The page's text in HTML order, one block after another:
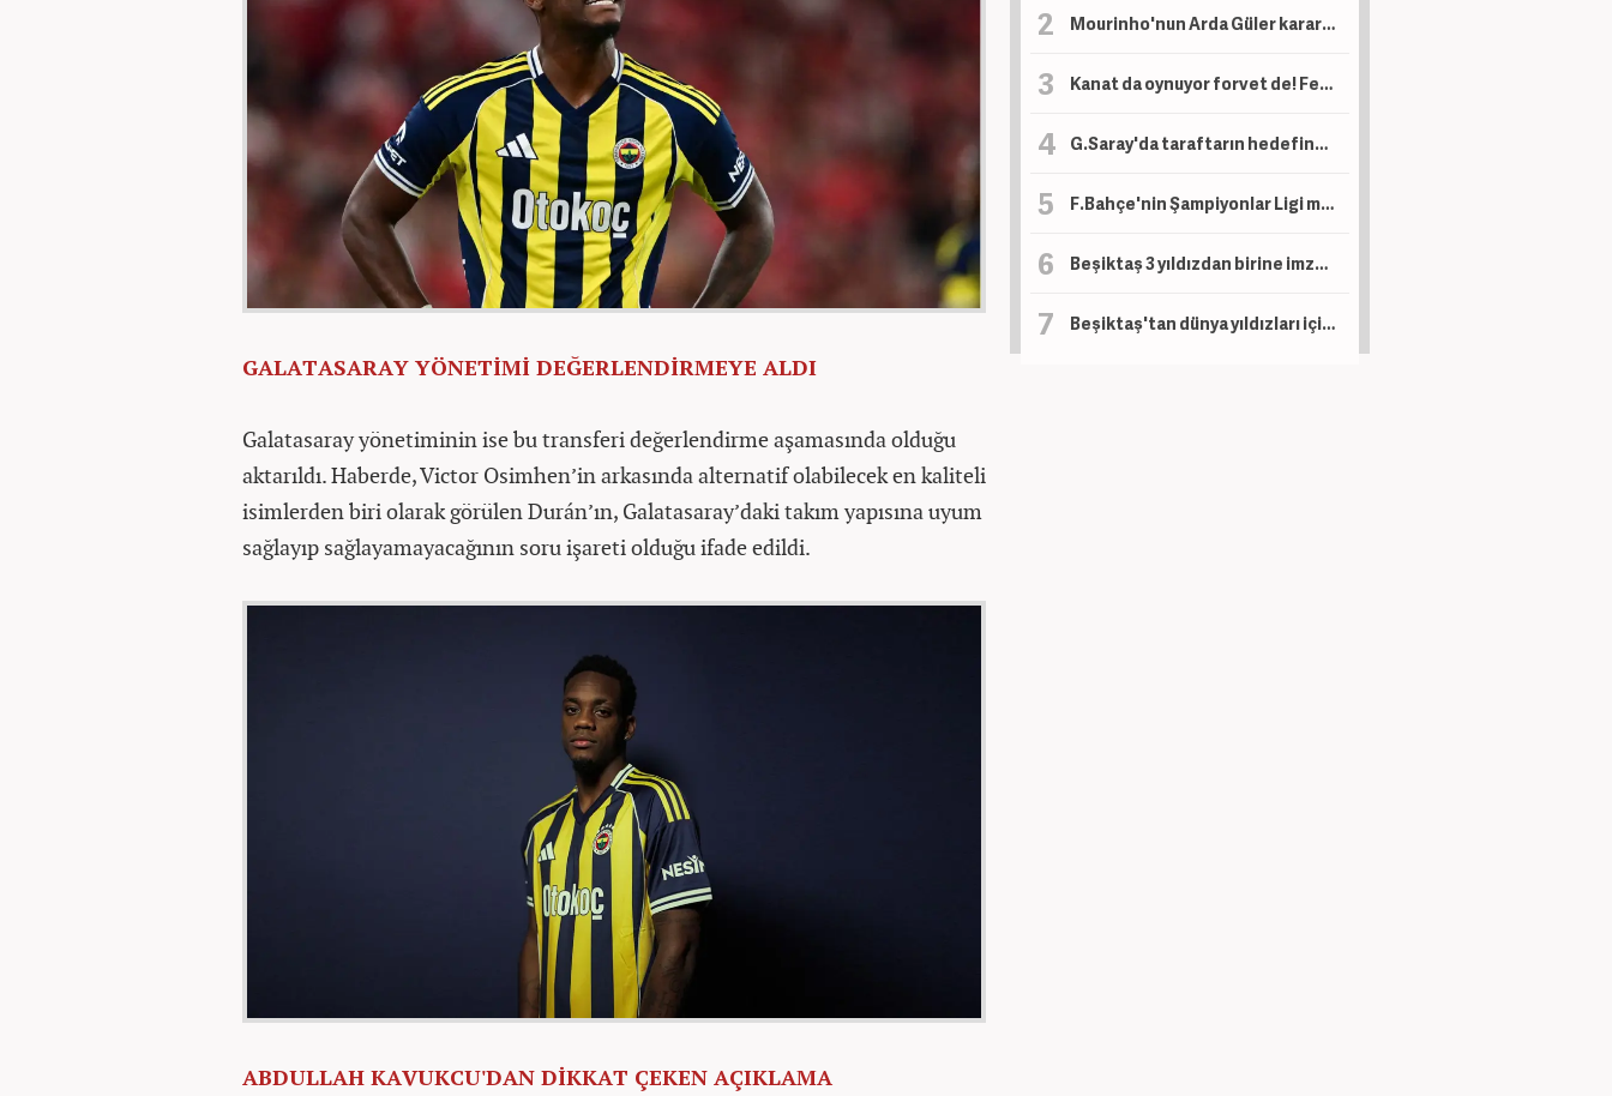
GALATASARAY YÖNETİMİ DEĞERLENDİRMEYE ALDI
Galatasaray yönetiminin ise bu transferi değerlendirme aşamasında olduğu
aktarıldı. Haberde, Victor Osimhen’in arkasında alternatif olabilecek en kaliteli
isimlerden biri olarak görülen Durán’ın, Galatasaray’daki takım yapısına uyum
sağlayıp sağlayamayacağının soru işareti olduğu ifade edildi.
ABDULLAH KAVUKCU'DAN DİKKAT ÇEKEN AÇIKLAMA
Mourinho'nun Arda Güler kararı dikkat çekti! Bernardo Silva ise övgüler dizdi
Kanat da oynuyor forvet de! Fenerbahçe’ye 30 milyon euroluk yıldız: Tek engel var
G.Saray'da taraftarın hedefindeki isim hesabını kapattı
F.Bahçe'nin Şampiyonlar Ligi maçında akılalmaz olay!
Beşiktaş 3 yıldızdan birine imza attıracak
Beşiktaş'tan dünya yıldızları için hamle! Listenin başındaki ismi Italiano çok istiyor